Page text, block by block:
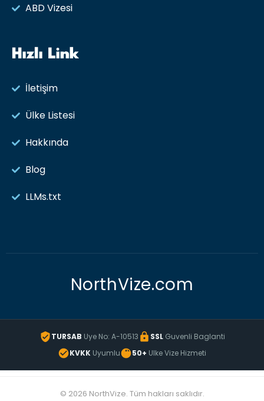
ABD Vizesi
Hızlı Link
İletişim
Ülke Listesi
Hakkında
Blog
LLMs.txt
NorthVize.com
TURSAB Uye No: A-10513 SSLGuvenli Baglanti
KVKK Uyumlu 50+ Ulke Vize Hizmeti
© 2026 NorthVize. Tüm hakları saklıdır.